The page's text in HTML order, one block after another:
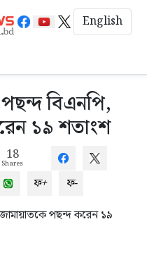
English
বিএনপি,
১৯ শতাংশ
18
Shares
ফ+ ফ-